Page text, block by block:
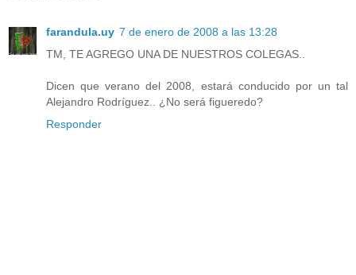
farandula.uy 7 de enero de 2008 a las 13:28
TM, TE AGREGO UNA DE NUESTROS COLEGAS..
Dicen que verano del 2008, estará conducido por un tal
Alejandro Rodríguez.. ¿No será figueredo?
Responder